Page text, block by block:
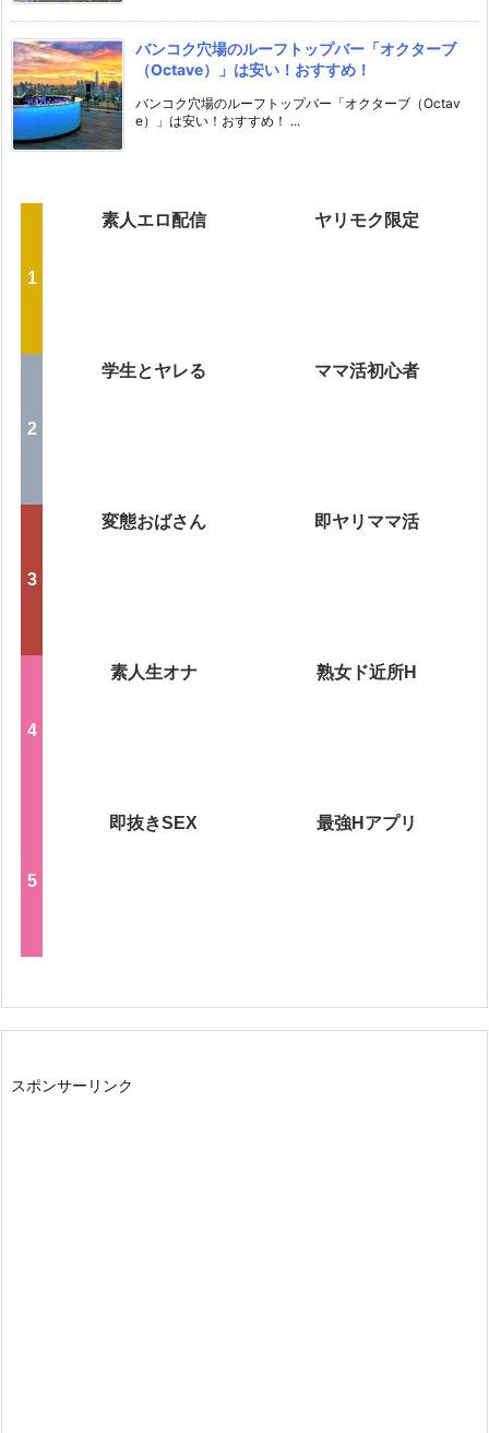
バンコク穴場のルーフトップバー「オクターブ
（Octave）」は安い！おすすめ！
バンコク穴場のルーフトップバー「オクターブ（Octav
e）」は安い！おすすめ！ ...
素人エロ配信 ヤリモク限定
学生とヤレる ママ活初心者
変態おばさん 即ヤリママ活
素人生オナ 熟女ド近所H
即抜きSEX 最強Hアプリ
スポンサーリンク